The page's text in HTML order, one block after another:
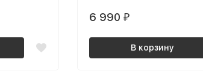
6 990 ₽
В корзину